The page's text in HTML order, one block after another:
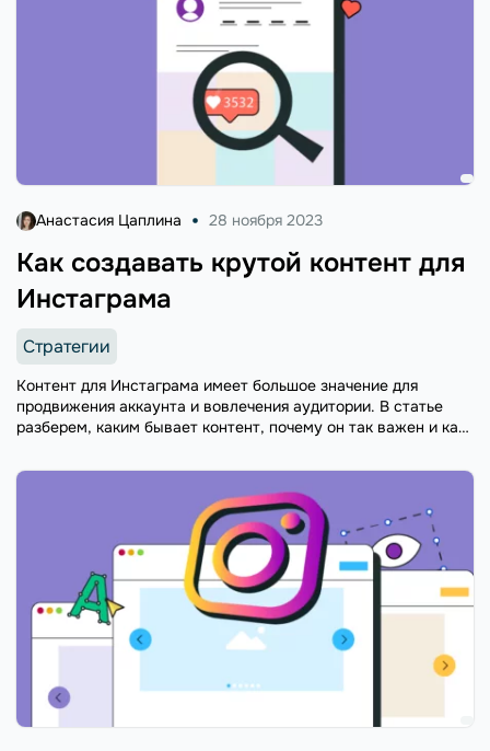
Как создавать крутой контент для
Инстаграма
Анастасия Цаплина 28 ноября 2023
Стратегии
Контент для Инстаграма имеет большое значение для
продвижения аккаунта и вовлечения аудитории. В статье
разберем, каким бывает контент, почему он так важен и как